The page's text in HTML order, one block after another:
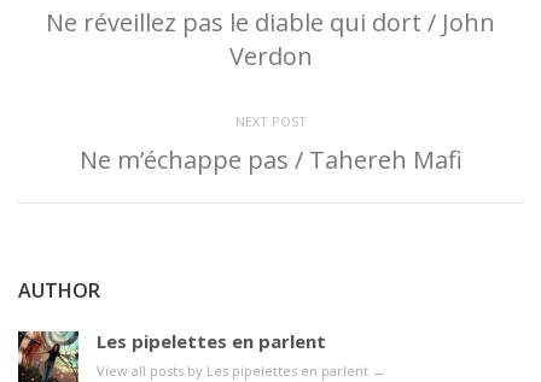
Ne réveillez pas le diable qui dort / John
Verdon
NEXT POST
Ne m’échappe pas / Tahereh Mafi
AUTHOR
Les pipelettes en parlent
View all posts by Les pipelettes en parlent →